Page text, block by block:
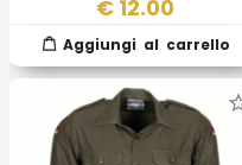
Occidentale
€ 12.00